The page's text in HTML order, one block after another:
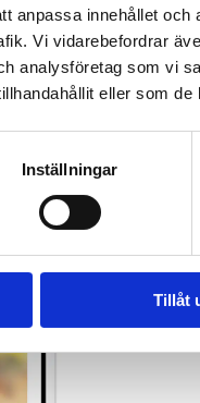
anpassa innehållet
Vi vidarebefordrar
analysföretag som vi
eller som
Inställningar
Tillåt